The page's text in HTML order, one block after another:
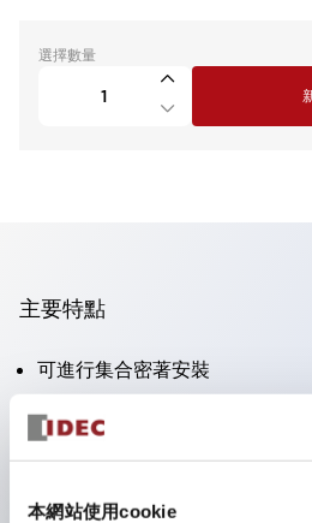
本網站使用cookie
選擇數量
主要特點
可進行集合密著安裝
附鎖選擇開關採用高安全性的彈
防護結構為IP65（IEC60529）